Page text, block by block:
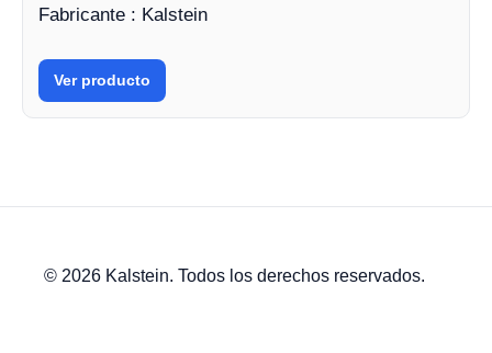
Fabricante : Kalstein
Ver producto
© 2026 Kalstein. Todos los derechos reservados.